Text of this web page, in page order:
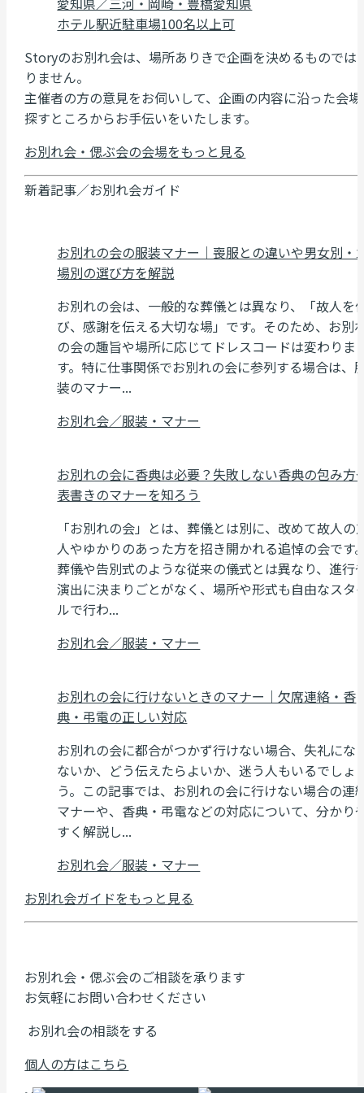
ホテル駅近駐車場100名以上可
Storyのお別れ会は、場所ありきで企画を決めるものでは
りません。
主催者の方の意見をお伺いして、企画の内容に沿った会
探すところからお手伝いをいたします。
お別れ会・偲ぶ会の会場をもっと見る
新着記事／お別れ会ガイド
お別れの会の服装マナー｜喪服との違いや男女別・
場別の選び方を解説
お別れの会は、一般的な葬儀とは異なり、「故人を
び、感謝を伝える大切な場」です。そのため、お別
の会の趣旨や場所に応じてドレスコードは変わりま
す。特に仕事関係でお別れの会に参列する場合は、
装のマナー...
お別れ会／服装・マナー
お別れの会に香典は必要？失敗しない香典の包み方
表書きのマナーを知ろう
「お別れの会」とは、葬儀とは別に、改めて故人の
人やゆかりのあった方を招き開かれる追悼の会です
葬儀や告別式のような従来の儀式とは異なり、進行
演出に決まりごとがなく、場所や形式も自由なスタ
ルで行わ...
お別れ会／服装・マナー
お別れの会に行けないときのマナー｜欠席連絡・香
典・弔電の正しい対応
お別れの会に都合がつかず行けない場合、失礼にな
ないか、どう伝えたらよいか、迷う人もいるでしょ
う。この記事では、お別れの会に行けない場合の連
マナーや、香典・弔電などの対応について、分かり
すく解説し...
お別れ会／服装・マナー
お別れ会ガイドをもっと見る
お別れ会・偲ぶ会のご相談を承ります
お気軽にお問い合わせください
お別れ会の相談をする
個人の方はこちら